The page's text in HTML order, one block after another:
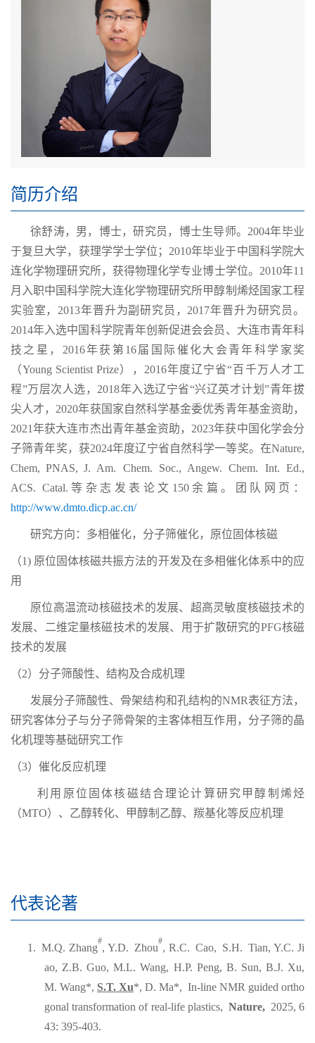
简历介绍
徐舒涛，男，博士，研究员，博士生导师。 2004年毕业
于复旦大学，获理学学士学位； 2010年毕业于中国科学院大
连化学物理研究所，获得物理化学专业博士学位。 2010年11
月入职中国科学院大连化学物理研究所甲醇制烯烃国家工程
实验室， 2013年晋升为副研究员， 2017年晋升为研究员。
2014年入选中国科学院青年创新促进会会员、大连市青年科
技之星， 2016年获第 16届国际催化大会青年科学家奖
（Young Scientist Prize）， 2016年度辽宁省“百千万人才工
程”万层次人选， 2018年入选辽宁省“兴辽英才计划”青年拔
尖人才， 2020年获国家自然科学基金委优秀青年基金资助 ，
2021年获大连市杰出青年基金资助， 2023年获中国化学会分
子筛青年奖，获2024年度辽宁省自然科学一等奖。在Nature,
Chem, PNAS, J. Am. Chem. Soc., Angew. Chem. Int. Ed.,
ACS. Catal. 等杂志发表论文 1 50余篇。
团队网页：
http://www.dmto.dicp.ac.cn/
研究方向：多相催化，分子筛催化，原位固体核磁
（1) 原位固体核磁共振方法的开发及在多相催化体系中的应
用
原位高温流动核磁技术的发展、超高灵敏度核磁技术的
发展、二维定量核磁技术的发展、 用于扩散研究的PFG核磁
技术的发展
（2）分子筛酸性、结构及合成机理
发展分子筛酸性、骨架结构和孔结构的NMR表征方法，
研究客体分子与分子筛骨架的主客体相互作用，分子筛的晶
化机理等基础研究工作
（3） 催化反应机理
利用原位固体核磁结合理论计算研究 甲醇制烯烃
（MTO）、乙醇转化、甲醇制乙醇、羰基化等反应机理
代表论著
1. M.Q. Zhang
#
, Y.D. Zhou
#
, R.C. Cao, S.H. Tian, Y.C. Ji
ao, Z.B. Guo, M.L. Wang, H.P. Peng, B. Sun, B.J. Xu,
M. Wang*, S.T. Xu*, D. Ma*, In-line NMR guided ortho
gonal transformation of real-life plastics, Nature,2025, 6
43: 395-403.